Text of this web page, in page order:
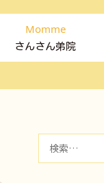
Momme
さんさん弟院